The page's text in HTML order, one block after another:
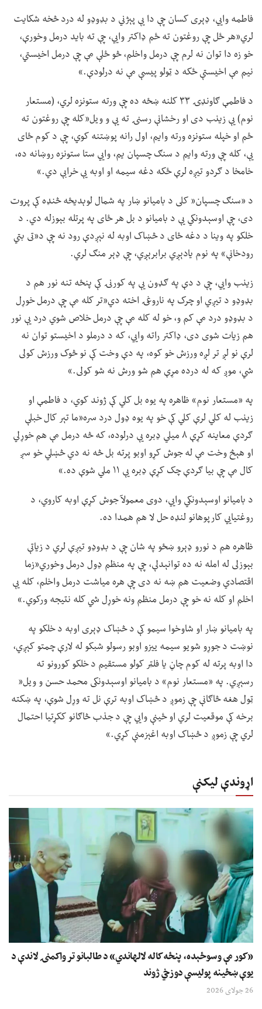
فاطمه وايي، ډېری کسان چې دا یې پېژني د بډوډو له درد څخه شکایت
لري«هر ځل چې روغتون ته ځم ډاکتر وايي، چې ته باید درمل وخورې،
خو زه دا توان نه لرم چې درمل واخلم، څو ځلې مې چې درمل اخیستي،
نیم مې اخیستې ځکه د ټولو پیسې مې نه درلودې.»
د فاطمې ګاونډۍ ۳۳ کلنه ښځه ده چې ورته ستونزه لري، (مستعار
نوم) یې زینب دی او رخشانې رسنۍ ته یې و ویل«کله چې روغتون ته
ځم او خپله ستونزه ورته وایم، اول رانه پوښتنه کوي، چې د کوم ځای
یې، کله چې ورته وایم د سنګ چسپان یم، وايي ستا ستونزه روښانه ده،
خامخا د ګردو تیږه لرې ځکه دغه سیمه او اوبه یې خرابې دي.»
د «سنګ چسپان« کلی د بامیانو ښار په شمال لوېدیځه څنډه کې پروت
دی، چې اوسېدونکي یې د بامیانو د بل هر ځای په پرتله بېوزله دي. د
خلکو په وینا د دغه ځای د څښاک اوبه له نېږدې رود نه چې د«تی بتي
رودخانې» په نوم یادېږي برابرېږي، چې ډېر منګ لري.
زینب وايي، چې د دې په ګډون یې په کورنۍ کې پنځه تنه نور هم د
بډوډو د تیږي او چرک په ناروغۍ اخته دي«تر کله مې چې درمل خوړل
د بډوډو درد مې کم و، خو له کله مې چې درمل خلاص شوي درد یې نور
هم زیات شوی دی، ډاکتر راته وايي، که د درملو د اخیستو توان نه
لرې نو لږ تر لږه ورزش خو کوه، په دې وخت کې نو څوک ورزش کولی
شي، موږ که له درده مړې هم شو ورش نه شو کولی.»
په «مستعار نوم» ظاهره په یوه بل کلي کې ژوند کوي، د فاطمې او
زینب له کلي لرې کلي کې خو په یوه ډول درد سره«ما تېر کال خبلې
ګردې معاینه کړې ۸ میلي ډبره یې درلوده، که څه درمل مې هم خوړلي
او هېڅ وخت مې له جوش کړو اوبو پرته بل څه نه دي څښلي خو سږ
کال مې چې بیا ګردې چک کړې ډبره یې ۱۱ ملي شوې ده.»
د بامیانو اوسېدونکي وايي، دوی معمولآ جوش کړې اوبه کاروي، د
روغتیايي کارپوهانو لنډه حل لا هم همدا ده.
ظاهره هم د نورو ډېرو ښځو په شان چې د بډوډو تیږې لري د زیاتې
بېوزلی له امله نه ده توانېدلې، چې په منظم ډول درمل وخوري«زما
اقتصادي وضعیت هم ښه نه دی چې هره میاشت درمل واخلم، کله یې
اخلم او کله نه خو چې درمل منظم ونه خوړل شي کله نتیجه ورکوي.»
په بامیانو ښار او شاوخوا سیمو کې د څښاک ډېری اوبه د خلکو په
نوښت د جوړو شویو سیمه ییزو اوبو رسولو شبکو له لارې چمتو کېږي،
دا اوبه پرته له کوم چاڼ یا فلټر کولو مستقیم د خلکو کورونو ته
رسېږي. په «مستعار نوم» د بامیانو اوسېدونکی محمد حسن و ویل«
ټول هغه څاګانې چې زموږ د څښاک اوبه ترې نل ته وړل شوې، په ښکته
برخه کې موقعیت لري او ځینې وايي چې د جذب څاګانو ککړتیا احتمال
لري چې زموږ د څښاک اوبه اغېزمنې کړي.»
اړوندې لیکنې
«کور مې وسوځېده، پنځه کاله لالهاندي» د طالبانو تر واکمنۍ لاندې د
یوې ښځینه پولیسې دوزخي ژوند
26 جولای 2026